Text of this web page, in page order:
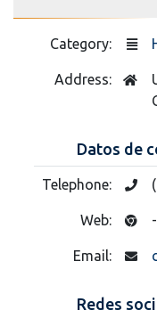
Category:
Address:
Datos de
Telephone:
Web:
Email:
Redes